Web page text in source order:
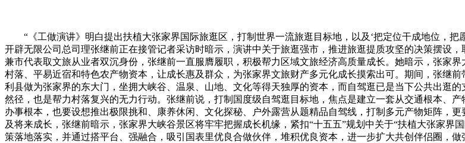
“《工做演讲》明白提出扶植大张家界国际旅逛区，打制世界一流旅逛目标地，以及‘把定位干成地位，把
开辟无限公司总司理张继前正在接管记者采访时暗示，演讲中关于旅逛强市，推进旅逛提质攻坚的决策摆设
兼市代表取文旅从业者双沉身份，张继前一直服膺履职，积极帮力区域文旅经济高质量成长。她暗示，张家
村落、平易近宿和特色农产物资本，让成长惠及群众，为张家界文旅财产多元化成长摸索出可。期间，张继
利县做为张家界的东大门，坐拥大峡谷、温泉、山地、文化等得天独厚的资本，而自驾逛已是当下公共出逛
然径，也是帮力村落复兴的无力行动。张继前说，打制国度级自驾逛目标地，焦点是建立一套从交通根本、
办事根本，也要设想推出极限挑和、康养休闲、文化探秘、户外露营从题精品自驾线，打制多元产物矩阵，
及将来成长，张继前暗示，张家界大峡谷景区将牢牢把握成长机缘，紧扣“十五五”规划中关于“扶植大张家
策落地落实，并通过搭平台、强融合，吸引国表里优良合做伙伴，堆积优良资本，进一步扩大共创伴侣圈，